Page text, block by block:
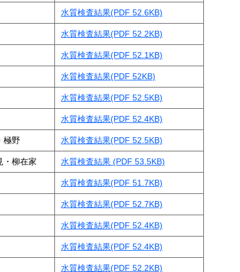
ビ
水質検査結果(PDF 52.6KB)
水質検査結果(PDF 52.2KB)
水質検査結果(PDF 52.1KB)
水質検査結果(PDF 52KB)
水質検査結果(PDF 52.5KB)
水質検査結果(PDF 52.4KB)
極野 水質検査結果(PDF 52.5KB)
・柳在家 水質検査結果 (PDF 53.5KB)
水質検査結果(PDF 51.7KB)
水質検査結果(PDF 52.7KB)
水質検査結果(PDF 52.4KB)
水質検査結果(PDF 52.4KB)
水質検査結果(PDF 52.2KB)